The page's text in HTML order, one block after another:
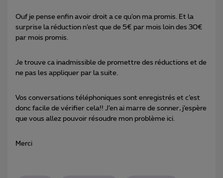
Ouf je pense enfin avoir droit a ce qu’on ma promis. Et la
surprise la réduction n’est que de 5€ par mois loin des 30€
par mois promis.
Je trouve ca inadmissible de promettre des réductions et de
ne pas les appliquer par la suite.
Vos conversations téléphoniques sont enregistrés et c’est
donc facile de vérifier cela!! J’en ai marre de sonner, j’espère
que vous allez pouvoir résoudre mon problème ici.
Merci